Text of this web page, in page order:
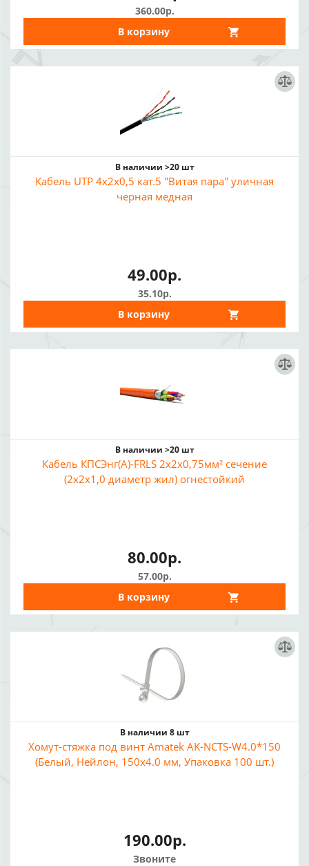
360.00р.
В корзину
В наличии >20 шт
Кабель UTP 4x2x0,5 кат.5 "Витая пара" уличная
черная медная
49.00р.
35.10р.
В корзину
В наличии >20 шт
Кабель КПСЭнг(А)-FRLS 2x2x0,75мм² сечение
(2x2x1,0 диаметр жил) огнестойкий
80.00р.
57.00р.
В корзину
В наличии 8 шт
Хомут-стяжка под винт Amatek AK-NCTS-W4.0*150
(Белый, Нейлон, 150x4.0 мм, Упаковка 100 шт.)
190.00р.
Звоните